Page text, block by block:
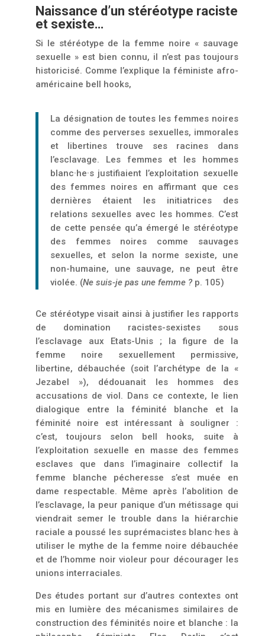
Naissance d’un stéréotype raciste
et sexiste…
Si le stéréotype de la femme noire « sauvage
sexuelle » est bien connu, il n’est pas toujours
historicisé. Comme l’explique la féministe afro-
américaine bell hooks,
La désignation de toutes les femmes noires
comme des perverses sexuelles, immorales
et libertines trouve ses racines dans
l’esclavage. Les femmes et les hommes
blanc·he·s justifiaient l’exploitation sexuelle
des femmes noires en affirmant que ces
dernières étaient les initiatrices des
relations sexuelles avec les hommes. C’est
de cette pensée qu’a émergé le stéréotype
des femmes noires comme sauvages
sexuelles, et selon la norme sexiste, une
non-humaine, une sauvage, ne peut être
violée. (Ne suis-je pas une femme ? p. 105)
Ce stéréotype visait ainsi à justifier les rapports
de domination racistes-sexistes sous
l’esclavage aux Etats-Unis ; la figure de la
femme noire sexuellement permissive,
libertine, débauchée (soit l’archétype de la «
Jezabel »), dédouanait les hommes des
accusations de viol. Dans ce contexte, le lien
dialogique entre la féminité blanche et la
féminité noire est intéressant à souligner :
c’est, toujours selon bell hooks, suite à
l’exploitation sexuelle en masse des femmes
esclaves que dans l’imaginaire collectif la
femme blanche pécheresse s’est muée en
dame respectable. Même après l’abolition de
l’esclavage, la peur panique d’un métissage qui
viendrait semer le trouble dans la hiérarchie
raciale a poussé les suprémacistes blanc·hes à
utiliser le mythe de la femme noire débauchée
et de l’homme noir violeur pour décourager les
unions interraciales.
Des études portant sur d’autres contextes ont
mis en lumière des mécanismes similaires de
construction des féminités noire et blanche : la